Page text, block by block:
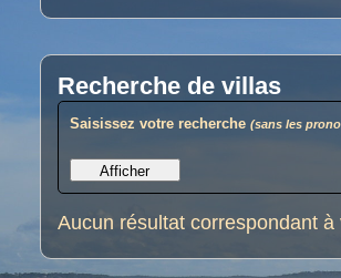
Recherche de villas
Saisissez votre recherche (sans les
Aucun résultat correspondant